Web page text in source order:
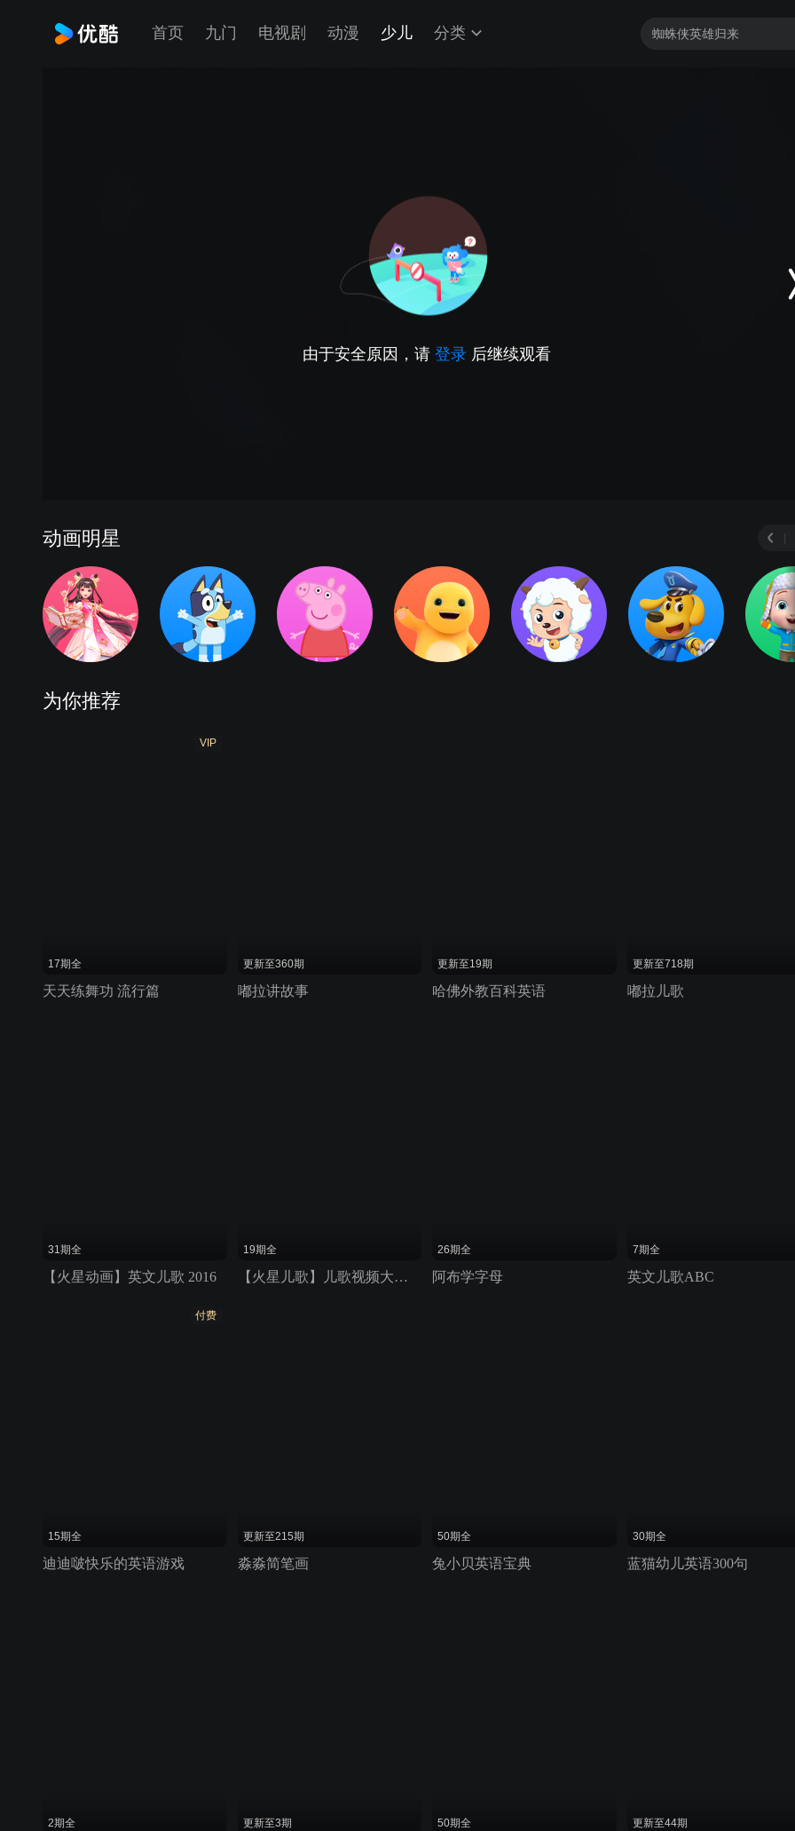
首页 九门 电视剧 动漫 少儿 分类
由于安全原因，请 登录 后继续观看
动画明星
为你推荐
VIP
17期全
天天练舞功 流行篇
更新至360期
嘟拉讲故事
更新至19期
哈佛外教百科英语
更新至718期
嘟拉儿歌
31期全
【火星动画】英文儿歌 2016
19期全
【火星儿歌】儿歌视频大全 100首串烧 2016
26期全
阿布学字母
7期全
英文儿歌ABC
付费
15期全
迪迪啵快乐的英语游戏
更新至215期
淼淼简笔画
50期全
兔小贝英语宝典
30期全
蓝猫幼儿英语300句
2期全 更新至3期 50期全 更新至44期